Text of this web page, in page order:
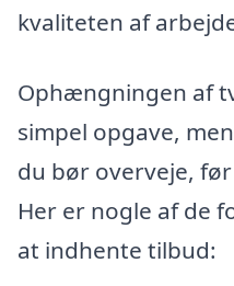
kvaliteten af
Ophængningen af
simpel opgave,
du bør overveje,
Her er nogle af de
at indhente tilbud: